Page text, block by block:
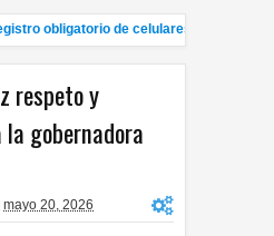
obligatorio de celulares
respeto y
gobernadora
mayo 20, 2026